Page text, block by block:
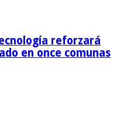
reforzará
en once comunas